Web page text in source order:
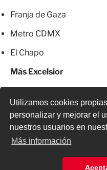
Utilizamos cookies
personalizar y mejorar el
nuestros usuarios en
Más información
Franja de Gaza
Metro CDMX
El Chapo
Más Excelsior
© 2026 Todos los derechos
o parcial, incluyendo